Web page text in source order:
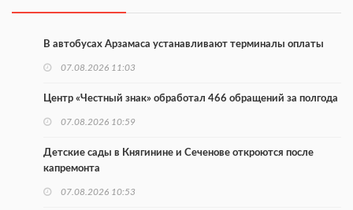
В автобусах Арзамаса устанавливают терминалы оплаты
07.08.2026 11:03
Центр «Честный знак» обработал 466 обращений за полгода
07.08.2026 10:59
Детские сады в Княгинине и Сеченове откроются после
капремонта
07.08.2026 10:53